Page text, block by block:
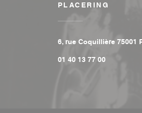
PLACERING
6, rue Coquillière 75001
01 40 13 77 00